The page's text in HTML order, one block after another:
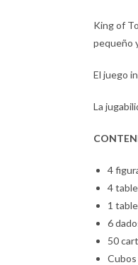
King of
pequeño
El juego
La
4
4
1
6
50